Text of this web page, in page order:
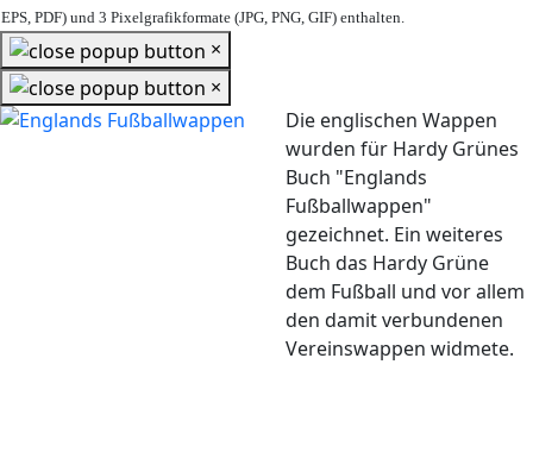
EPS, PDF) und 3 Pixelgrafikformate (JPG, PNG, GIF) enthalten.
×
×
Die englischen Wappen
wurden für Hardy Grünes
Buch "Englands
Fußballwappen"
gezeichnet. Ein weiteres
Buch das Hardy Grüne
dem Fußball und vor allem
den damit verbundenen
Vereinswappen widmete.